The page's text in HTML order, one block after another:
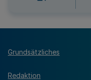
Grundsätzliches
Redaktion